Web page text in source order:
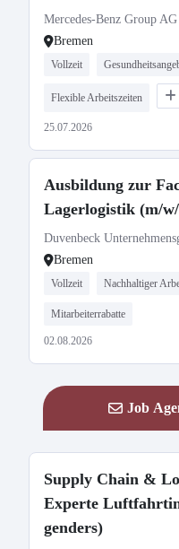
Mercedes-Benz Group AG
Bremen
Vollzeit
Flexible Arbeitszeiten
25.07.2026
Ausbildung zur
Lagerlogistik (m/
Duvenbeck
Bremen
Vollzeit Nachhaltiger
Mitarbeiterrabatte
02.08.2026
Job
Supply Chain &
Experte
genders)